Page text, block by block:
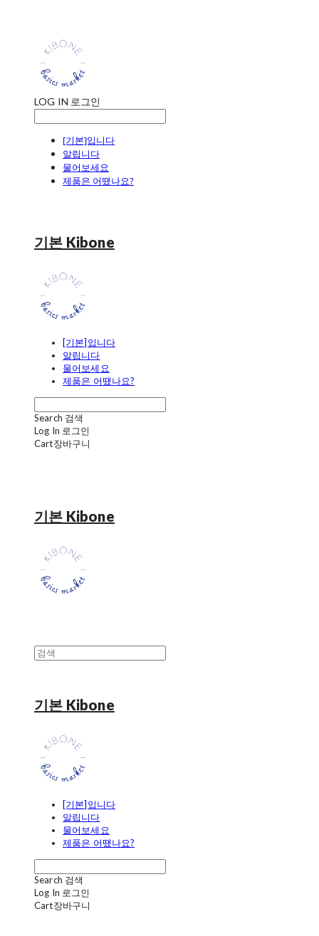
LOG IN 로그인
[기본]입니다
알립니다
물어보세요
제품은 어땠나요?
기본 Kibone
[기본]입니다
알립니다
물어보세요
제품은 어땠나요?
Search 검색
Log In 로그인
Cart장바구니
기본 Kibone
기본 Kibone
[기본]입니다
알립니다
물어보세요
제품은 어땠나요?
Search 검색
Log In 로그인
Cart장바구니